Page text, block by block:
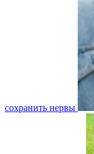
сохранить нервы